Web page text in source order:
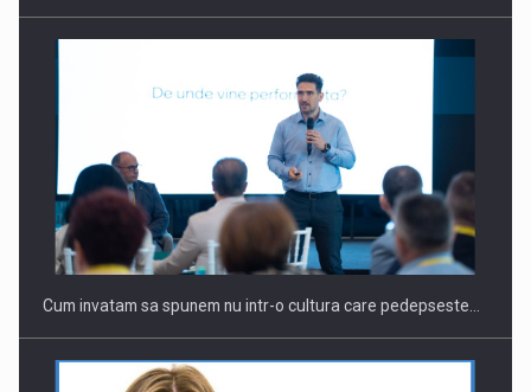
Cum invatam sa spunem nu intr-o cultura care pedepseste…